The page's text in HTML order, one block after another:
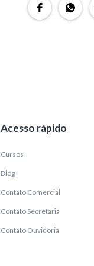
Acesso rápido
Cursos
Blog
Contato Comercial
Contato Secretaria
Contato Ouvidoria